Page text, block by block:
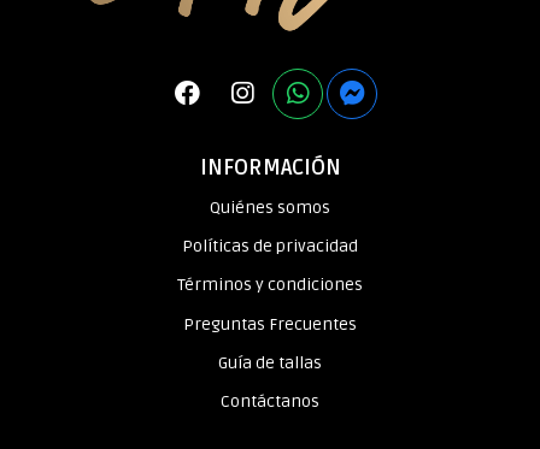
INFORMACIÓN
Quiénes somos
Políticas de privacidad
Términos y condiciones
Preguntas Frecuentes
Guía de tallas
Contáctanos